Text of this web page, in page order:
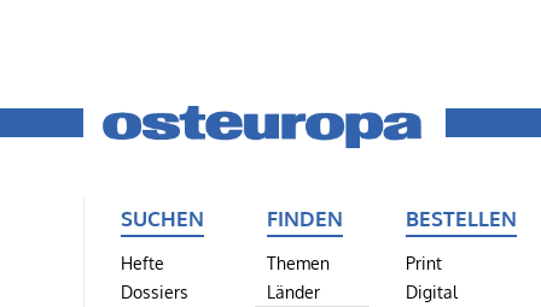
SUCHEN
Hefte
Dossiers
FINDEN
Themen
Länder
BESTELLEN
Print
Digital